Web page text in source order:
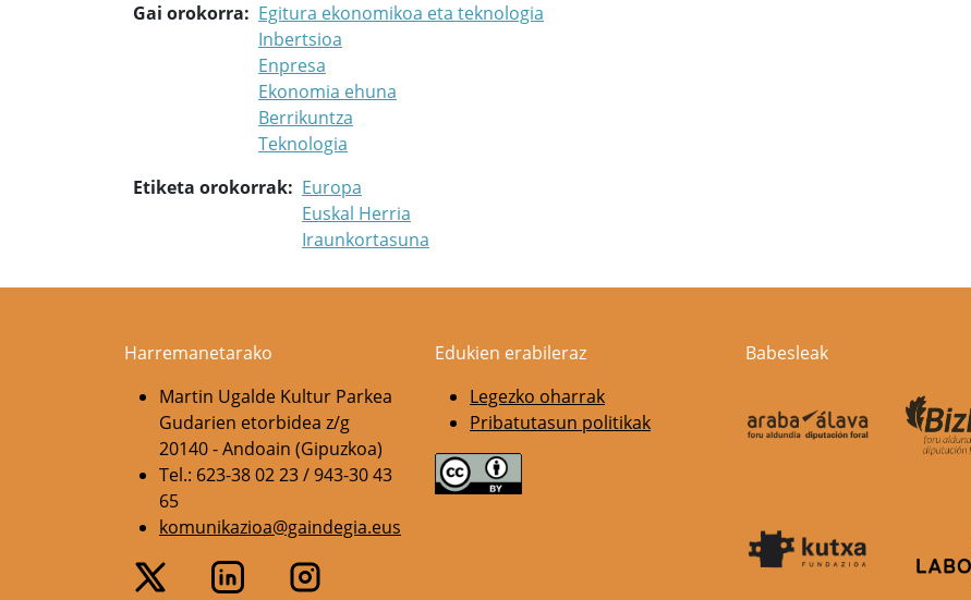
Gai orokorra
Egitura ekonomikoa eta teknologia
Inbertsioa
Enpresa
Ekonomia ehuna
Berrikuntza
Teknologia
Etiketa orokorrak
Europa
Euskal Herria
Iraunkortasuna
Harremanetarako
Martin Ugalde Kultur Parkea
Gudarien etorbidea z/g
20140 - Andoain (Gipuzkoa)
Tel.: 623-38 02 23 / 943-30 43
65
komunikazioa@gaindegia.eus
Edukien erabileraz
Legezko oharrak
Pribatutasun politikak
Babesleak